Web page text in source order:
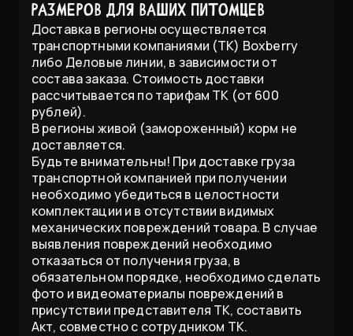
размеров для Ваших питомцев
Доставка в регионы осуществляется
транспортными компаниями (ТК) Boxberry
либо Деловые линии, в зависимости от
состава заказа. Стоимость доставки
рассчитывается по тарифам ТК (от 600
рублей).
В регионы живой (замороженный) корм не
доставляется.
Будьте внимательны! При доставке груза
транспортной компанией при получении
необходимо убедиться в целостности
комплектации и в отсутствии видимых
механических повреждений товара. В случае
выявления повреждений необходимо
отказаться от получения груза, в
обязательном порядке, необходимо сделать
фото и видеоматериалы повреждений в
присутствии представителя ТК, составить
Акт, совместно с сотрудником ТК.